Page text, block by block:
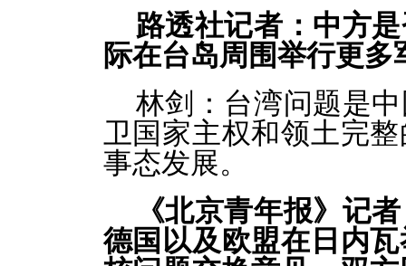
路透社记者：中方
际在台岛周围举行更多
林剑： 台湾问题是
卫国家主权和领土完
事态发展。
《北京青年报》记
德国以及欧盟在日内